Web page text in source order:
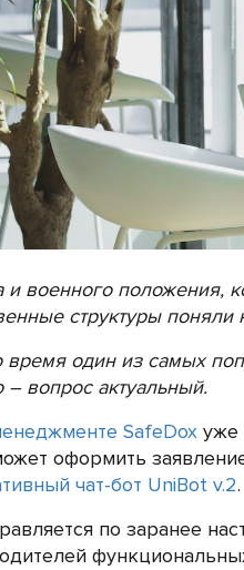
и военного положения,
структуры
время один из самых
– вопрос актуальный.
SafeDox уже
оформить
чат-бот UniBot v.2
по заранее